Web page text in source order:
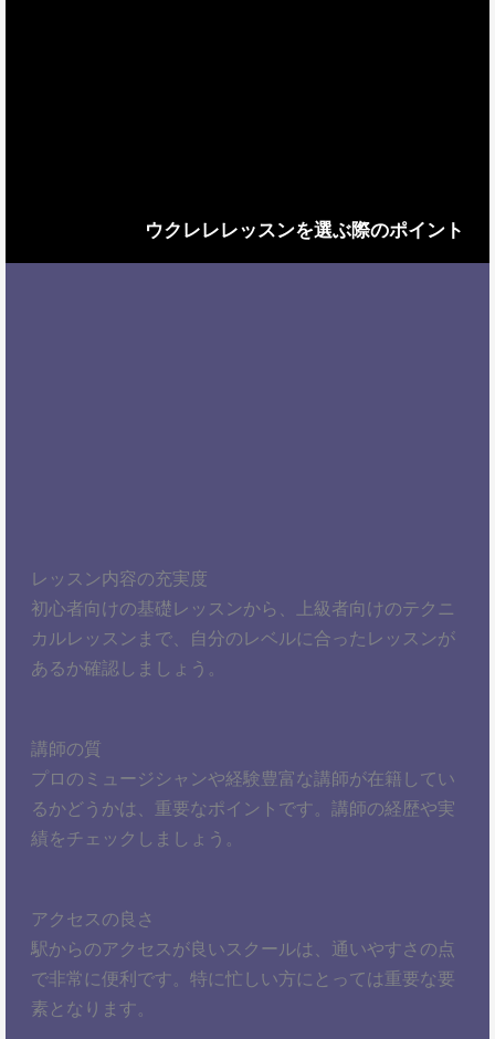
ウクレレレッスンを選ぶ際のポイント
レッスン内容の充実度
初心者向けの基礎レッスンから、上級者向けのテクニ
カルレッスンまで、自分のレベルに合ったレッスンが
あるか確認しましょう。
講師の質
プロのミュージシャンや経験豊富な講師が在籍してい
るかどうかは、重要なポイントです。講師の経歴や実
績をチェックしましょう。
アクセスの良さ
駅からのアクセスが良いスクールは、通いやすさの点
で非常に便利です。特に忙しい方にとっては重要な要
素となります。